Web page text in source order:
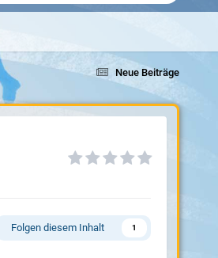
Neue Beiträge
Folgen diesem Inhalt 1